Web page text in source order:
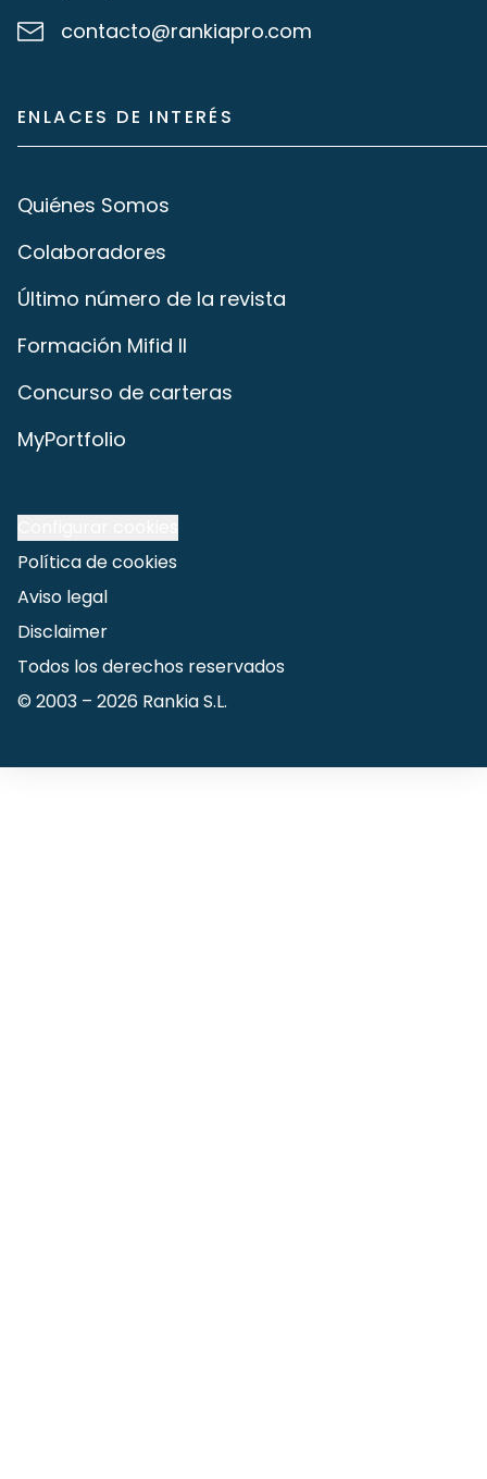
contacto@rankiapro.com
ENLACES DE INTERÉS
Quiénes Somos
Colaboradores
Último número de la revista
Formación Mifid II
Concurso de carteras
MyPortfolio
Política de cookies
Aviso legal
Disclaimer
Todos los derechos reservados
© 2003 – 2026 Rankia S.L.